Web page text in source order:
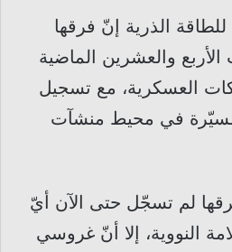
للطاقة الذرية إنّ فرقها
والعشرين الماضية
العسكرية، مع تسجيل
طائرة مسيّرة في محيط منشآت
لم تسجّل حتى الآن أيّ
النووية، إلا أنّ غروسي